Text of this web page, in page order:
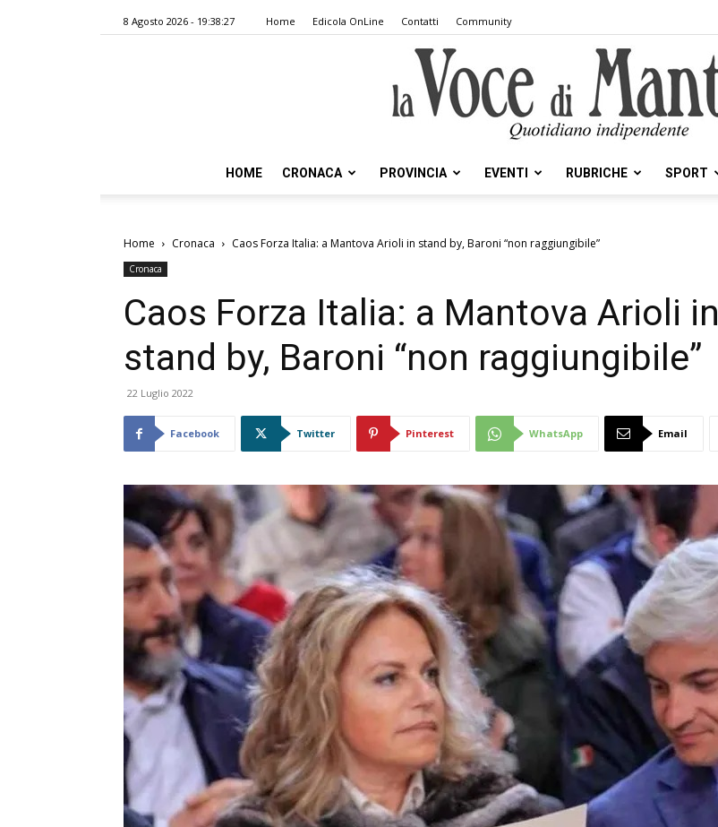
8 Agosto 2026 - 19:38:27 Home Edicola OnLine Contatti Community
Voce
Mantova
HOME CRONACA PROVINCIA EVENTI RUBRICHE SPORT
Home Cronaca Caos Forza Italia: a Mantova Arioli in stand by, Baroni “non raggiungibile”
Cronaca
Caos Forza Italia: a Mantova Arioli in
stand by, Baroni “non raggiungibile”
22 Luglio 2022
Facebook Twitter Pinterest WhatsApp Email